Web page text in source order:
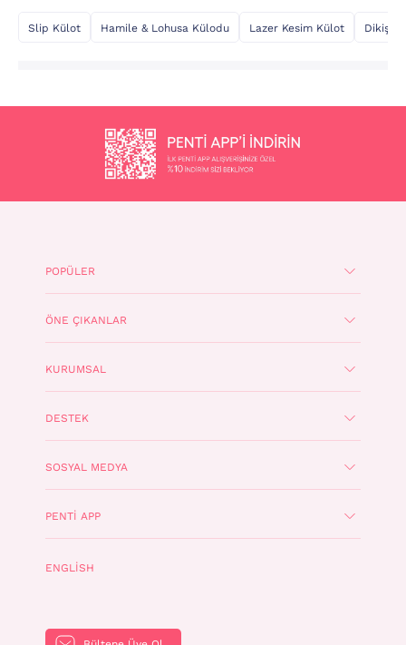
Slip Külot Hamile & Lohusa Külodu Lazer Kesim Külot
POPÜLER
ÖNE ÇIKANLAR
KURUMSAL
DESTEK
SOSYAL MEDYA
PENTI APP
ENGLISH